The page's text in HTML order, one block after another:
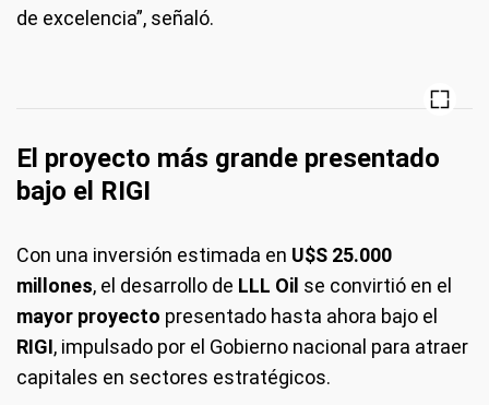
de excelencia”, señaló.
El proyecto más grande presentado
bajo el RIGI
Con una inversión estimada en U$S 25.000
millones, el desarrollo de LLL Oil se convirtió en el
mayor proyecto presentado hasta ahora bajo el
RIGI, impulsado por el Gobierno nacional para atraer
capitales en sectores estratégicos.